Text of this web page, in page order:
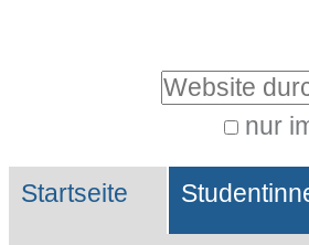
Website durchsuchen
nur
Suche…
Sektionen
Startseite